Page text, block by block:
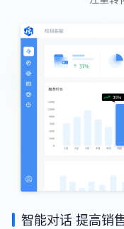
智能对话 提高销